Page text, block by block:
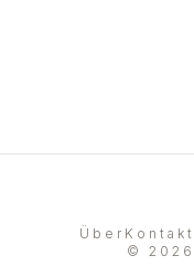
Über Kontakt
© 2026